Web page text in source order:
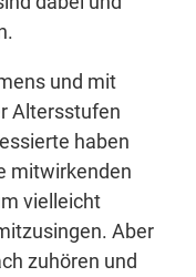
und mit
Altersstufen
haben
mitwirkenden
vielleicht
Aber
zuhören und